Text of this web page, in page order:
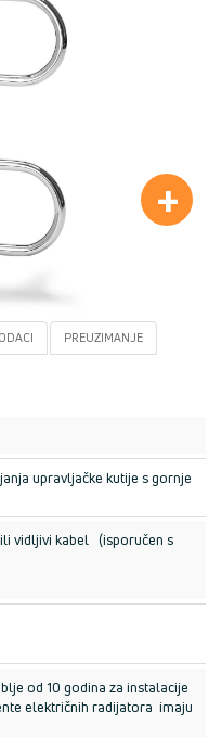
+
PREUZIMANJE
upravljačke kutije s gornje
vidljivi kabel (isporučen s
od 10 godina za instalacije
električnih radijatora imaju